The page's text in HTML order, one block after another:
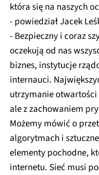
która się na naszych
- powiedział Jacek
- Bezpieczny i coraz
oczekują od nas
biznes, instytucje
internauci.
utrzymanie
ale z zachowaniem
Możemy mówić o
algorytmach i
elementy pochodne,
internetu. Sieć musi